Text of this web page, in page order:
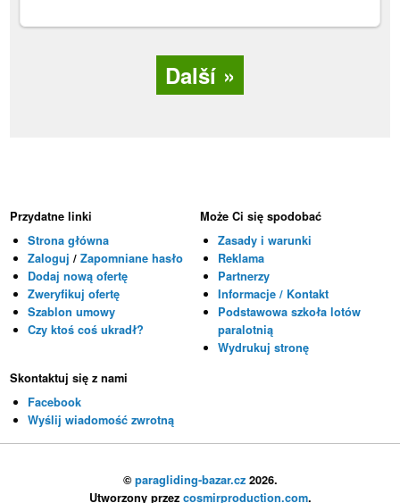
Další
Przydatne linki
Strona główna
Zaloguj /Zapomniane hasło
Dodaj nową ofertę
Zweryfikuj ofertę
Szablon umowy
Czy ktoś coś ukradł?
Może Ci się spodobać
Zasady i warunki
Reklama
Partnerzy
Informacje / Kontakt
Podstawowa szkoła lotów
paralotnią
Wydrukuj stronę
Skontaktuj się z nami
Facebook
Wyślij wiadomość zwrotną
©paragliding-bazar.cz2026.
Utworzony przez cosmirproduction.com.